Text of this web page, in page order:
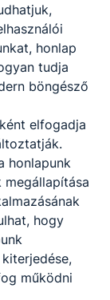
tervez és
meg.
területen
egyike):
honlap
tudja
böngésző
elfogadja
honlapunk
megállapítása
hogy
működni